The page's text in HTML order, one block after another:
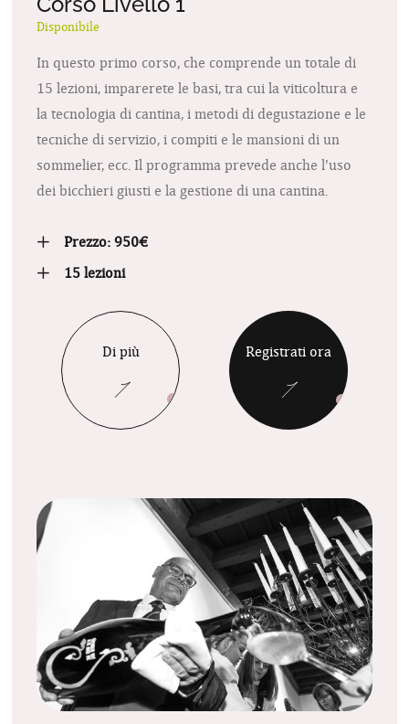
Disponibile
In questo primo corso, che comprende un totale di
15 lezioni, imparerete le basi, tra cui la viticoltura e
la tecnologia di cantina, i metodi di degustazione e le
tecniche di servizio, i compiti e le mansioni di un
sommelier, ecc. Il programma prevede anche l'uso
dei bicchieri giusti e la gestione di una cantina.
Prezzo: 950€
15 lezioni
Di più Registrati ora